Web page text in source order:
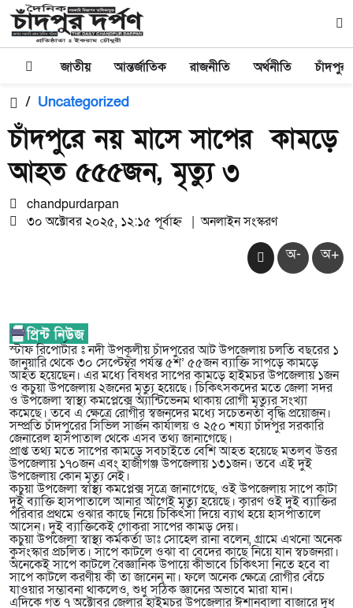
জাতীয় আন্তর্জাতিক রাজনীতি অর্থনীতি চাঁদপুর
/ Uncategorized
চাঁদপুরে নয় মাসে সাপের কামড়ে
আহত ৫৫৫জন, মৃত্যু ৩
chandpurdarpan
৩০ অক্টোবর ২০২৫, ১২:১৫ পূর্বাহ্ন | অনলাইন সংস্করণ
অ- অ+
স্টাফ রিপোর্টার ঃ নদী উপকূলীয় চাঁদপুরের আট উপজেলায় চলতি বছরের ১
জানুয়ারি থেকে ৩০ সেপ্টেম্বর পর্যন্ত ৫শ’ ৫৫জন ব্যাক্তি সাপড়ে কামড়ে
আহত হয়েছেন। এর মধ্যে বিষধর সাপের কামড়ে হাইমচর উপজেলায় ১জন
ও কচুয়া উপজেলায় ২জনের মৃত্যু হয়েছে। চিকিৎসকদের মতে জেলা সদর
ও উপজেলা স্বাস্থ্য কমপ্লেক্সে অ্যান্টিভেনম থাকায় রোগী মৃত্যুর সংখ্যা
কমেছে। তবে এ ক্ষেত্রে রোগীর স্বজনদের মধ্যে সচেতনতা বৃদ্ধি প্রয়োজন।
সম্প্রতি চাঁদপুরের সিভিল সার্জন কার্যালয় ও ২৫০ শয্যা চাঁদপুর সরকারি
জেনারেল হাসপাতাল থেকে এসব তথ্য জানাগেছে।
প্রাপ্ত তথ্য মতে সাপের কামড়ে সবচাইতে বেশি আহত হয়েছে মতলব উত্তর
উপজেলায় ১৭০জন এবং হাজীগঞ্জ উপজেলায় ১৩১জন। তবে এই দুই
উপজেলায় কোন মৃত্যু নেই।
কচুয়া উপজেলা স্বাস্থ্য কমপ্লেক্স সূত্রে জানাগেছে, ওই উপজেলায় সাপে কাটা
দুই ব্যাক্তি হাসপাতালে আনার আগেই মৃত্যু হয়েছে। কারণ ওই দুই ব্যাক্তির
পরিবার প্রথমে ওঝার কাছে নিয়ে চিকিৎসা দিয়ে ব্যার্থ হয়ে হাসপাতালে
আসেন। দুই ব্যাক্তিকেই গোকরা সাপের কামড় দেয়।
কচুয়া উপজেলা স্বাস্থ্য কর্মকর্তা ডাঃ সোহেল রানা বলেন, গ্রামে এখনো অনেক
কুসংস্কার প্রচলিত। সাপে কাটলে ওঝা বা বেদের কাছে নিয়ে যান স্বচজনরা।
অনেকেই সাপে কাটলে বৈজ্ঞানিক উপায়ে কীভাবে চিকিৎসা নিতে হবে বা
সাপে কাটলে করণীয় কী তা জানেন না। ফলে অনেক ক্ষেত্রে রোগীর বেঁচে
যাওয়ার সম্ভাবনা থাকলেও, শুধু সঠিক জ্ঞানের অভাবে মারা যান।
এদিকে গত ৭ অক্টোবর জেলার হাইমচর উপজেলার ঈশানবালা বাজারে দুধ